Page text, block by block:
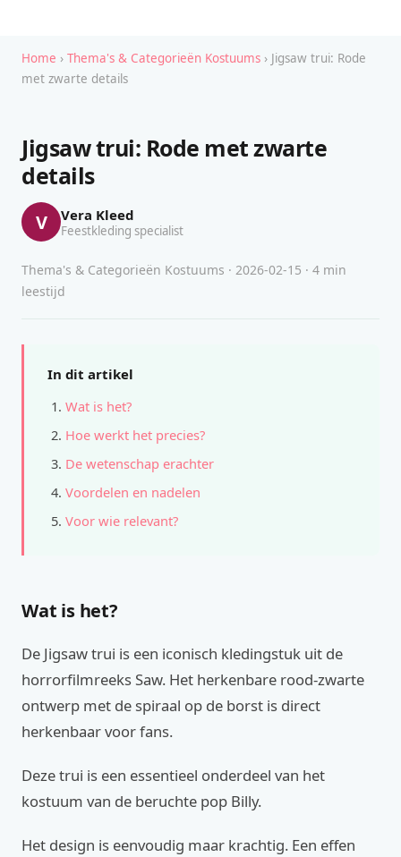
Home › Thema's & Categorieën Kostuums › Jigsaw trui: Rode
met zwarte details
Jigsaw trui: Rode met zwarte
details
V Vera Kleed
Feestkleding specialist
Thema's & Categorieën Kostuums · 2026-02-15 · 4 min
leestijd
In dit artikel
Wat is het?
Hoe werkt het precies?
De wetenschap erachter
Voordelen en nadelen
Voor wie relevant?
Wat is het?
De Jigsaw trui is een iconisch kledingstuk uit de
horrorfilmreeks Saw. Het herkenbare rood-zwarte
ontwerp met de spiraal op de borst is direct
herkenbaar voor fans.
Deze trui is een essentieel onderdeel van het
kostuum van de beruchte pop Billy.
Het design is eenvoudig maar krachtig. Een effen